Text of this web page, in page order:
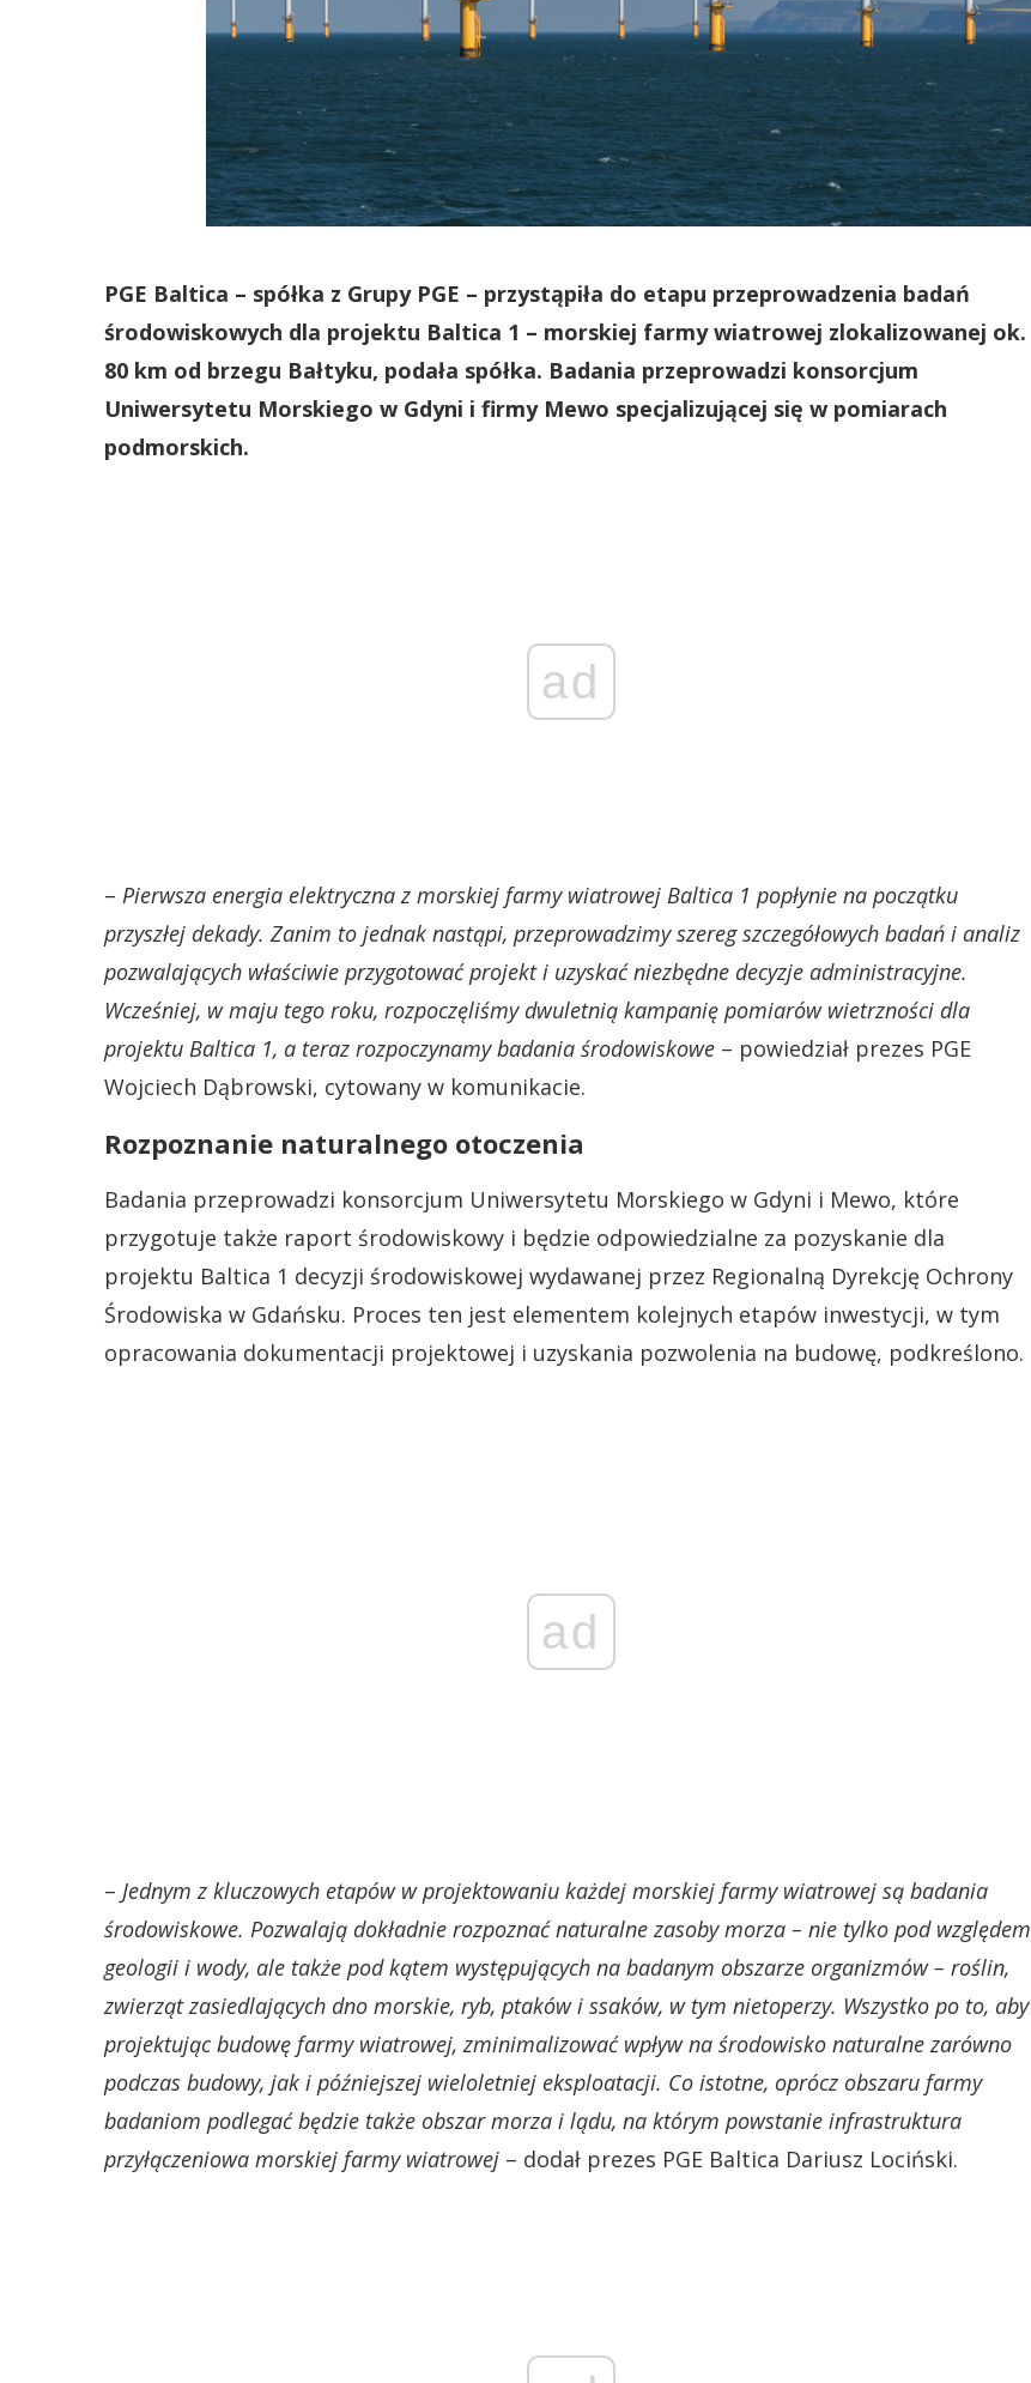
PGE Baltica – spółka z Grupy PGE – przystąpiła do etapu przeprowadzenia badań
środowiskowych dla projektu Baltica 1 – morskiej farmy wiatrowej zlokalizowanej ok.
80 km od brzegu Bałtyku, podała spółka. Badania przeprowadzi konsorcjum
Uniwersytetu Morskiego w Gdyni i firmy Mewo specjalizującej się w pomiarach
podmorskich.
ad
– Pierwsza energia elektryczna z morskiej farmy wiatrowej Baltica 1 popłynie na początku
przyszłej dekady. Zanim to jednak nastąpi, przeprowadzimy szereg szczegółowych badań i analiz
pozwalających właściwie przygotować projekt i uzyskać niezbędne decyzje administracyjne.
Wcześniej, w maju tego roku, rozpoczęliśmy dwuletnią kampanię pomiarów wietrzności dla
projektu Baltica 1, a teraz rozpoczynamy badania środowiskowe – powiedział prezes PGE
Wojciech Dąbrowski, cytowany w komunikacie.
Rozpoznanie naturalnego otoczenia
Badania przeprowadzi konsorcjum Uniwersytetu Morskiego w Gdyni i Mewo, które
przygotuje także raport środowiskowy i będzie odpowiedzialne za pozyskanie dla
projektu Baltica 1 decyzji środowiskowej wydawanej przez Regionalną Dyrekcję Ochrony
Środowiska w Gdańsku. Proces ten jest elementem kolejnych etapów inwestycji, w tym
opracowania dokumentacji projektowej i uzyskania pozwolenia na budowę, podkreślono.
ad
– Jednym z kluczowych etapów w projektowaniu każdej morskiej farmy wiatrowej są badania
środowiskowe. Pozwalają dokładnie rozpoznać naturalne zasoby morza – nie tylko pod względem
geologii i wody, ale także pod kątem występujących na badanym obszarze organizmów – roślin,
zwierząt zasiedlających dno morskie, ryb, ptaków i ssaków, w tym nietoperzy. Wszystko po to, aby
projektując budowę farmy wiatrowej, zminimalizować wpływ na środowisko naturalne zarówno
podczas budowy, jak i późniejszej wieloletniej eksploatacji. Co istotne, oprócz obszaru farmy
badaniom podlegać będzie także obszar morza i lądu, na którym powstanie infrastruktura
przyłączeniowa morskiej farmy wiatrowej – dodał prezes PGE Baltica Dariusz Lociński.